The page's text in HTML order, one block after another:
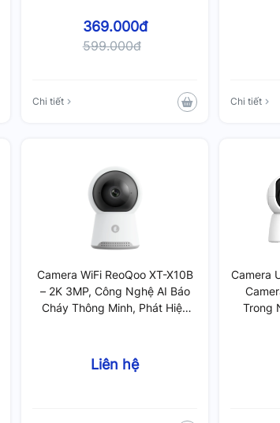
369.000đ
599.000đ
Chi tiết Chi tiết
Camera WiFi ReoQoo XT-X10B
– 2K 3MP, Công Nghệ AI Báo
Cháy Thông Minh, Phát Hiện
Liên hệ
Camera
Trong